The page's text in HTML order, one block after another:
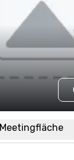
Meetingfläche